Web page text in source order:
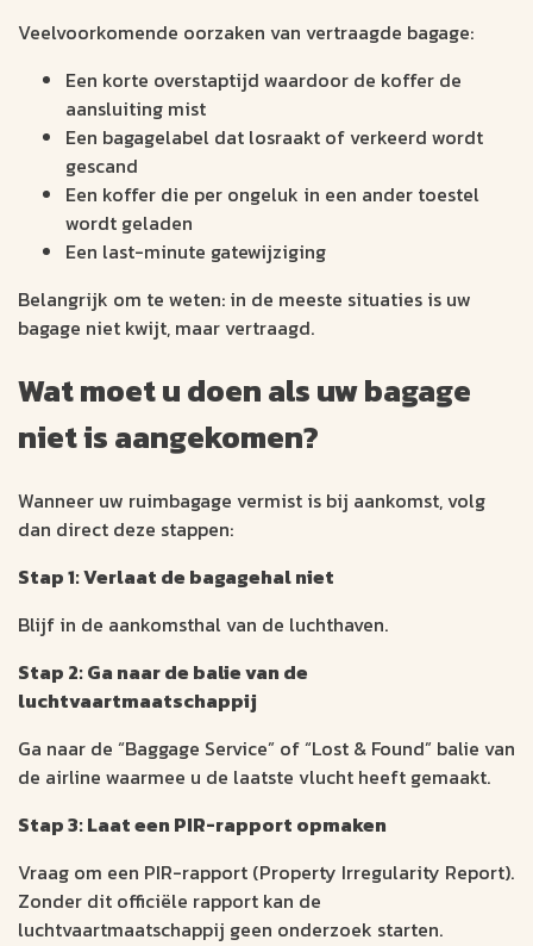
Veelvoorkomende oorzaken van vertraagde bagage:
Een korte overstaptijd waardoor de koffer de
aansluiting mist
Een bagagelabel dat losraakt of verkeerd wordt
gescand
Een koffer die per ongeluk in een ander toestel
wordt geladen
Een last-minute gatewijziging
Belangrijk om te weten: in de meeste situaties is uw
bagage niet kwijt, maar vertraagd.
Wat moet u doen als uw bagage
niet is aangekomen?
Wanneer uw ruimbagage vermist is bij aankomst, volg
dan direct deze stappen:
Stap 1: Verlaat de bagagehal niet
Blijf in de aankomsthal van de luchthaven.
Stap 2: Ga naar de balie van de
luchtvaartmaatschappij
Ga naar de “Baggage Service” of “Lost & Found” balie van
de airline waarmee u de laatste vlucht heeft gemaakt.
Stap 3: Laat een PIR-rapport opmaken
Vraag om een PIR-rapport (Property Irregularity Report).
Zonder dit officiële rapport kan de
luchtvaartmaatschappij geen onderzoek starten.